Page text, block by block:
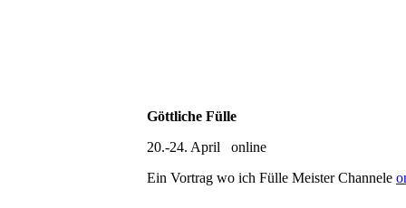
Göttliche Fülle
20.-24. April online
Ein Vortrag wo ich Fülle Meister Channele